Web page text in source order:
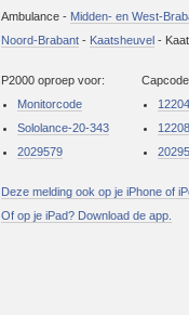
Ambulance - Midden- en West-
Noord-Brabant - Kaatsheuvel -
P2000 oproep voor:
Monitorcode
Sololance-20-343
2029579
Deze melding ook op je iPhone of
Of op je iPad? Download de app.